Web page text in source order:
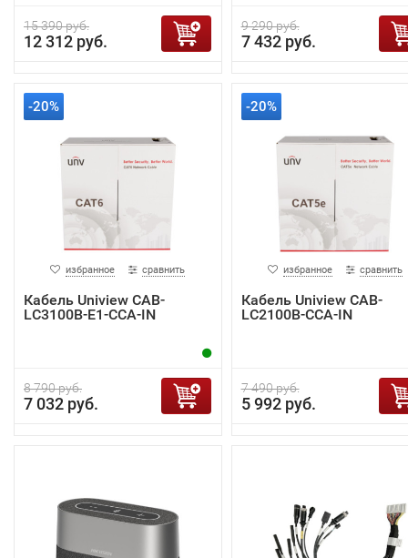
15 390 руб.
12 312 руб.
9 290 руб.
7 432 руб.
-20%
избранное сравнить
Кабель Uniview CAB-
LC3100B-E1-CCA-IN
8 790 руб.
7 032 руб.
-20%
избранное сравнить
Кабель Uniview CAB-
LC2100B-CCA-IN
7 490 руб.
5 992 руб.